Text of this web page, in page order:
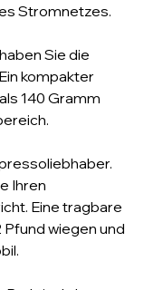
Stromnetzes.
Sie die
kompakter
140 Gramm
Ihren
Eine tragbare
wiegen und